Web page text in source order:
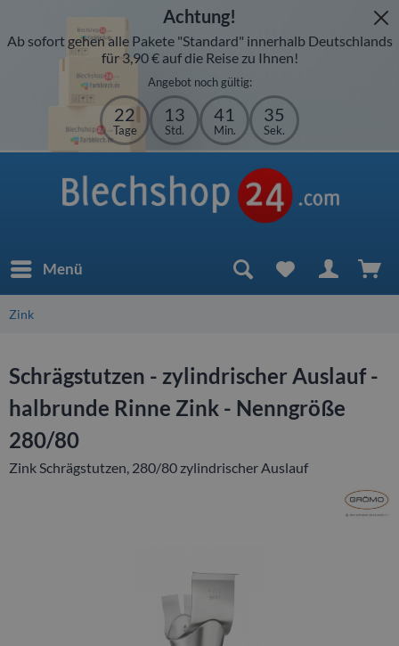
Achtung!
Ab sofort gehen alle Pakete "Standard" innerhalb Deutschlands
für 3,90 € auf die Reise zu Ihnen!
Angebot noch gültig:
22
Tage
13
Std.
41
Min.
35
Sek.
Menü
Zink
Schrägstutzen - zylindrischer Auslauf -
halbrunde Rinne Zink - Nenngröße
280/80
Zink Schrägstutzen, 280/80 zylindrischer Auslauf